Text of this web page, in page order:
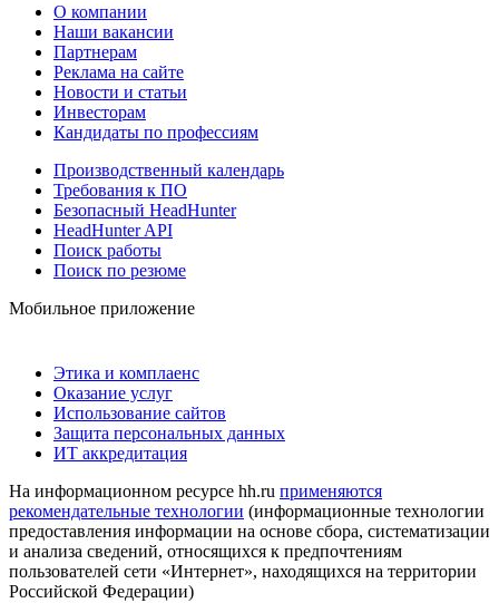
О компании
Наши вакансии
Партнерам
Реклама на сайте
Новости и статьи
Инвесторам
Кандидаты по профессиям
Производственный календарь
Требования к ПО
Безопасный HeadHunter
HeadHunter API
Поиск работы
Поиск по резюме
Мобильное приложение
Этика и комплаенс
Оказание услуг
Использование сайтов
Защита персональных данных
ИТ аккредитация
На информационном ресурсе hh.ru применяются
рекомендательные технологии (информационные технологии
предоставления информации на основе сбора, систематизации
и анализа сведений, относящихся к предпочтениям
пользователей сети «Интернет», находящихся на территории
Российской Федерации)